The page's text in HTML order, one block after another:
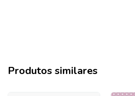
Produtos similares